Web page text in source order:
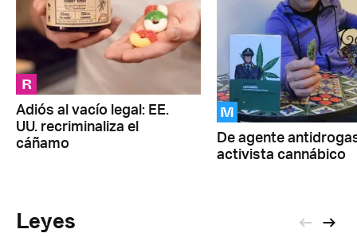
R
Adiós al vacío legal: EE.
UU. recriminaliza el
cáñamo
M
De agente
activista cannábico
Leyes